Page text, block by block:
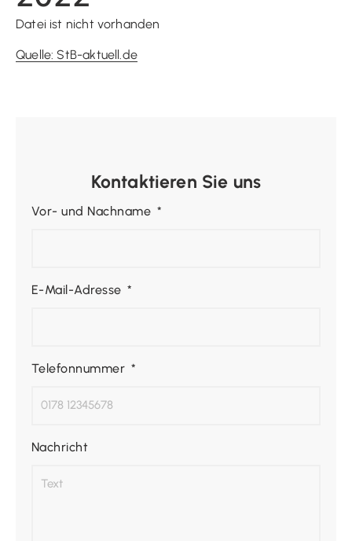
Datei ist nicht vorhanden
Quelle: StB-aktuell.de
Kontaktieren Sie uns
Vor- und Nachname
E-Mail-Adresse
Telefonnummer
Nachricht